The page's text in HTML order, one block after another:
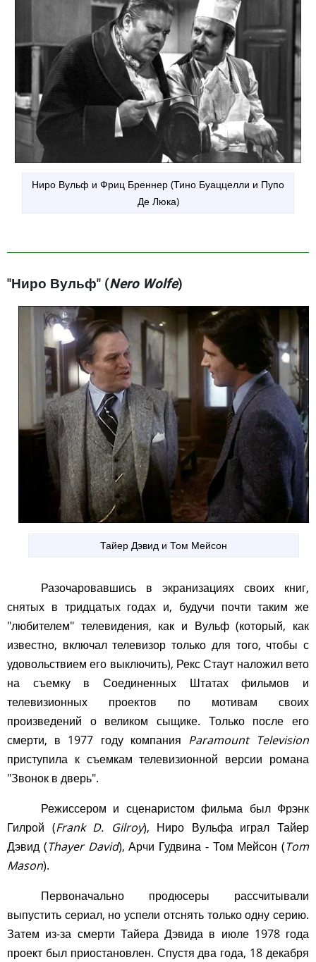
Ниро Вульф и Фриц Бреннер (Тино Буаццелли и Пупо
Де Люка)
"Ниро Вульф" (Nero Wolfe)
Тайер Дэвид и Том Мейсон
Разочаровавшись в экранизациях своих книг,
снятых в тридцатых годах и, будучи почти таким же
"любителем" телевидения, как и Вульф (который, как
известно, включал телевизор только для того, чтобы с
удовольствием его выключить), Рекс Стаут наложил вето
на съемку в Соединенных Штатах фильмов и
телевизионных проектов по мотивам своих
произведений о великом сыщике. Только после его
смерти, в 1977 году компания Paramount Television
приступила к съемкам телевизионной версии романа
"Звонок в дверь".
Режиссером и сценаристом фильма был Фрэнк
Гилрой (Frank D. Gilroy), Ниро Вульфа играл Тайер
Дэвид (Thayer David), Арчи Гудвина - Том Мейсон (Tom
Mason).
Первоначально продюсеры рассчитывали
выпустить сериал, но успели отснять только одну серию.
Затем из-за смерти Тайера Дэвида в июле 1978 года
проект был приостановлен. Спустя два года, 18 декабря